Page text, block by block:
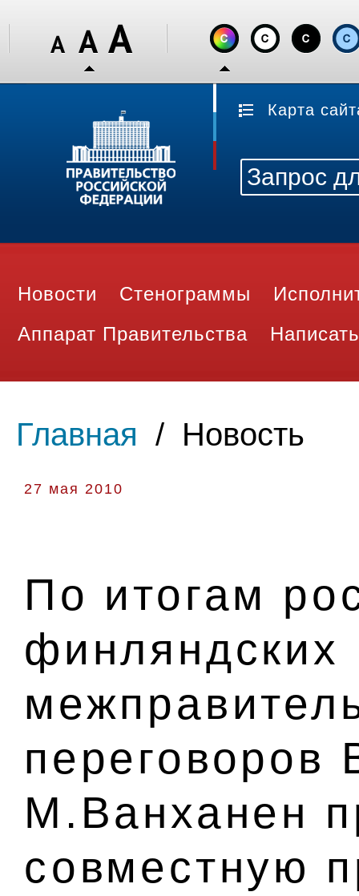
Карта
Новости Стенограммы
Аппарат Правительства
Главная / Новость
27 мая 2010
По итогам
финляндских
переговоров
М.Ванханен
совместную